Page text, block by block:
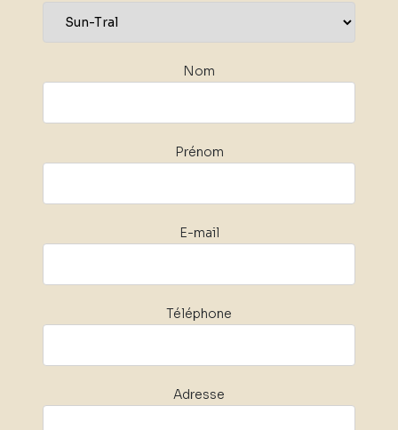
Nom
Prénom
E-mail
Téléphone
Adresse